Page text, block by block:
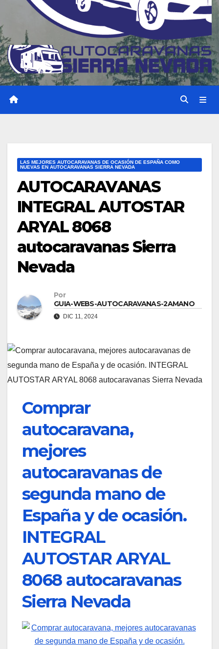
LAS MEJORES AUTOCARAVANAS DE OCASIÓN DE ESPAÑA COMO
NUEVAS EN AUTOCARAVANAS SIERRA NEVADA
AUTOCARAVANAS
INTEGRAL AUTOSTAR
ARYAL 8068
autocaravanas Sierra
Nevada
Por
GUIA-WEBS-AUTOCARAVANAS-2AMANO
DIC 11, 2024
Comprar
autocaravana,
mejores
autocaravanas de
segunda mano de
España y de ocasión.
INTEGRAL
AUTOSTAR ARYAL
8068 autocaravanas
Sierra Nevada